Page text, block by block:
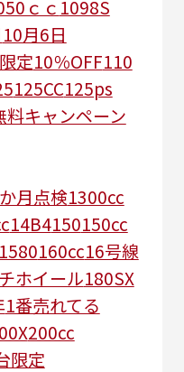
ｃｃ 1098S
10月6日
定10％OFF110
125CC125ps
キャンペーン
月点検1300cc
14B4150150cc
1580160cc16号線
ホイール180SX
1番売れてる
200cc
限定